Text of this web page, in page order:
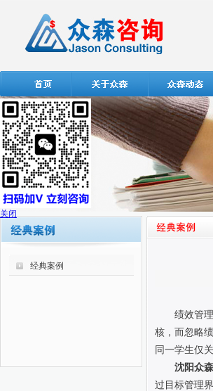
经典案例
绩效管
核，而忽略
同一学生仅
沈阳众
过目标管理
关闭